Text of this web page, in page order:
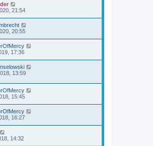
21:54
20:55
17:36
13:59
15:45
16:27
14:32